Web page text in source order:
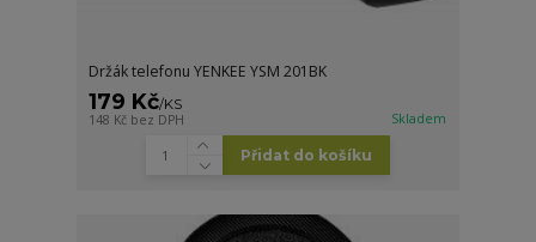
Držák telefonu YENKEE YSM 201BK
179 Kč/KS
148 Kč bez DPH Skladem
Přidat do košíku